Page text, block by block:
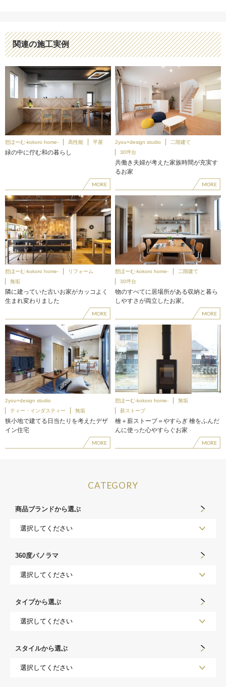
関連の施工実例
想ほーむ-kokoro home- 高性能 平屋
緑の中に佇む和の暮らし
MORE
2you+design studio
二階建て
30坪台
共働き夫婦が考えた家族時間が充実す
るお家
MORE
想ほーむ-kokoro home-
リフォーム
無垢
隣に建っていた古いお家がカッコよく
生まれ変わりました
MORE
想ほーむ-kokoro home-
二階建て
30坪台
物のすべてに居場所がある収納と暮ら
しやすさが両立したお家。
MORE
2you+design studio
ティー・インダスティー
無垢
狭小地で建てる日当たりを考えたデザ
イン住宅
MORE
想ほーむ-kokoro home-
無垢
薪ストーブ
檜＋薪ストーブ＝やすらぎ 檜をふんだ
んに使った心やすらぐお家
MORE
CATEGORY
商品ブランドから選ぶ
360度パノラマ
タイプから選ぶ
スタイルから選ぶ